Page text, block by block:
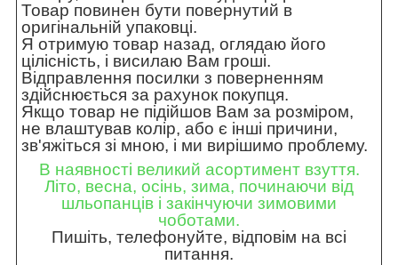
Товар повинен бути повернутий в
оригінальній упаковці.
Я отримую товар назад, оглядаю його
цілісність, і висилаю Вам гроші.
Відправлення посилки з поверненням
здійснюється за рахунок покупця.
Якщо товар не підійшов Вам за розміром,
не влаштував колір, або є інші причини,
зв'яжіться зі мною, і ми вирішимо проблему.
В наявності великий асортимент взуття.
Літо, весна, осінь, зима, починаючи від
шльопанців і закінчуючи зимовими
чоботами.
Пишіть, телефонуйте, відповім на всі
питання.